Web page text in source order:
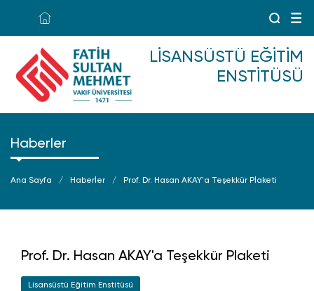
LISANSÜSTÜ EĞITIM
ENSTITÜSÜ
Haberler
Ana Sayfa Haberler Prof. Dr. Hasan AKAY'a Teşekkür Plaketi
Prof. Dr. Hasan AKAY'a Teşekkür Plaketi
Lisansüstü Eğitim Enstitüsü